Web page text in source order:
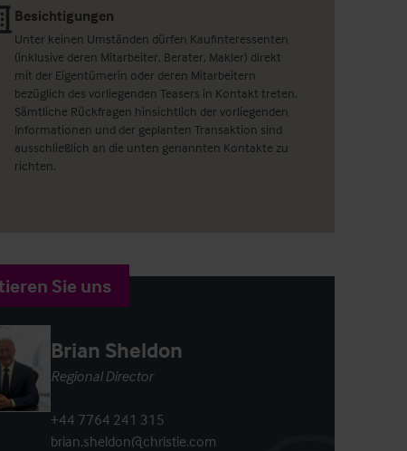
Besichtigungen
Unter keinen Umständen dürfen Kaufinteressenten
(inklusive deren Mitarbeiter, Berater, Makler) direkt
mit der Eigentümerin oder deren Mitarbeitern
bezüglich des vorliegenden Teasers in Kontakt treten.
Sämtliche Rückfragen hinsichtlich der vorliegenden
Informationen und der geplanten Transaktion sind
ausschließlich an die unten genannten Kontakte zu
richten.
Sie uns
Brian Sheldon
Regional Director
+44 7764 241 315
brian.sheldon@christie.com